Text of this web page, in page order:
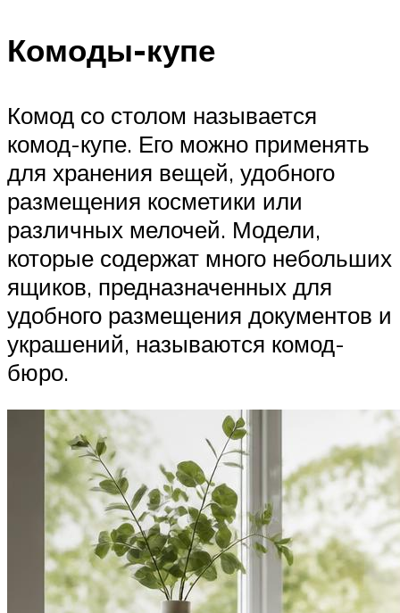
Комоды-купе
Комод со столом называется
комод-купе. Его можно применять
для хранения вещей, удобного
размещения косметики или
различных мелочей. Модели,
которые содержат много небольших
ящиков, предназначенных для
удобного размещения документов и
украшений, называются комод-
бюро.